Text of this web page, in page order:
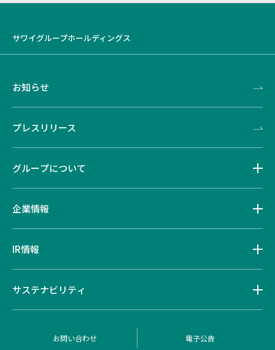
サワイグループホールディングス
お知らせ
プレスリリース
グループについて
企業情報
IR情報
サステナビリティ
お問い合わせ 電子公告